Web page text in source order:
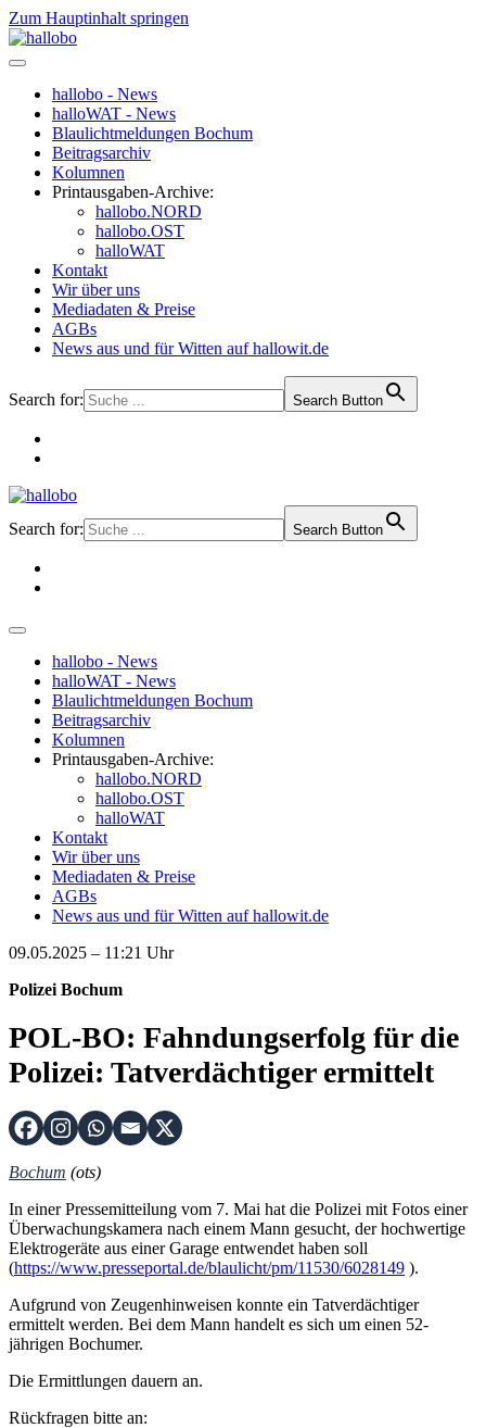
Zum Hauptinhalt springen
hallobo - News
halloWAT - News
Blaulichtmeldungen Bochum
Beitragsarchiv
Kolumnen
Printausgaben-Archive:
hallobo.NORD
hallobo.OST
halloWAT
Kontakt
Wir über uns
Mediadaten & Preise
AGBs
News aus und für Witten auf hallowit.de
Search for: Search Button
Search for: Search Button
hallobo - News
halloWAT - News
Blaulichtmeldungen Bochum
Beitragsarchiv
Kolumnen
Printausgaben-Archive:
hallobo.NORD
hallobo.OST
halloWAT
Kontakt
Wir über uns
Mediadaten & Preise
AGBs
News aus und für Witten auf hallowit.de
09.05.2025 – 11:21 Uhr
Polizei Bochum
POL-BO: Fahndungserfolg für die
Polizei: Tatverdächtiger ermittelt
Bochum (ots)
In einer Pressemitteilung vom 7. Mai hat die Polizei mit Fotos einer
Überwachungskamera nach einem Mann gesucht, der hochwertige
Elektrogeräte aus einer Garage entwendet haben soll
(https://www.presseportal.de/blaulicht/pm/11530/6028149 ).
Aufgrund von Zeugenhinweisen konnte ein Tatverdächtiger
ermittelt werden. Bei dem Mann handelt es sich um einen 52-
jährigen Bochumer.
Die Ermittlungen dauern an.
Rückfragen bitte an: